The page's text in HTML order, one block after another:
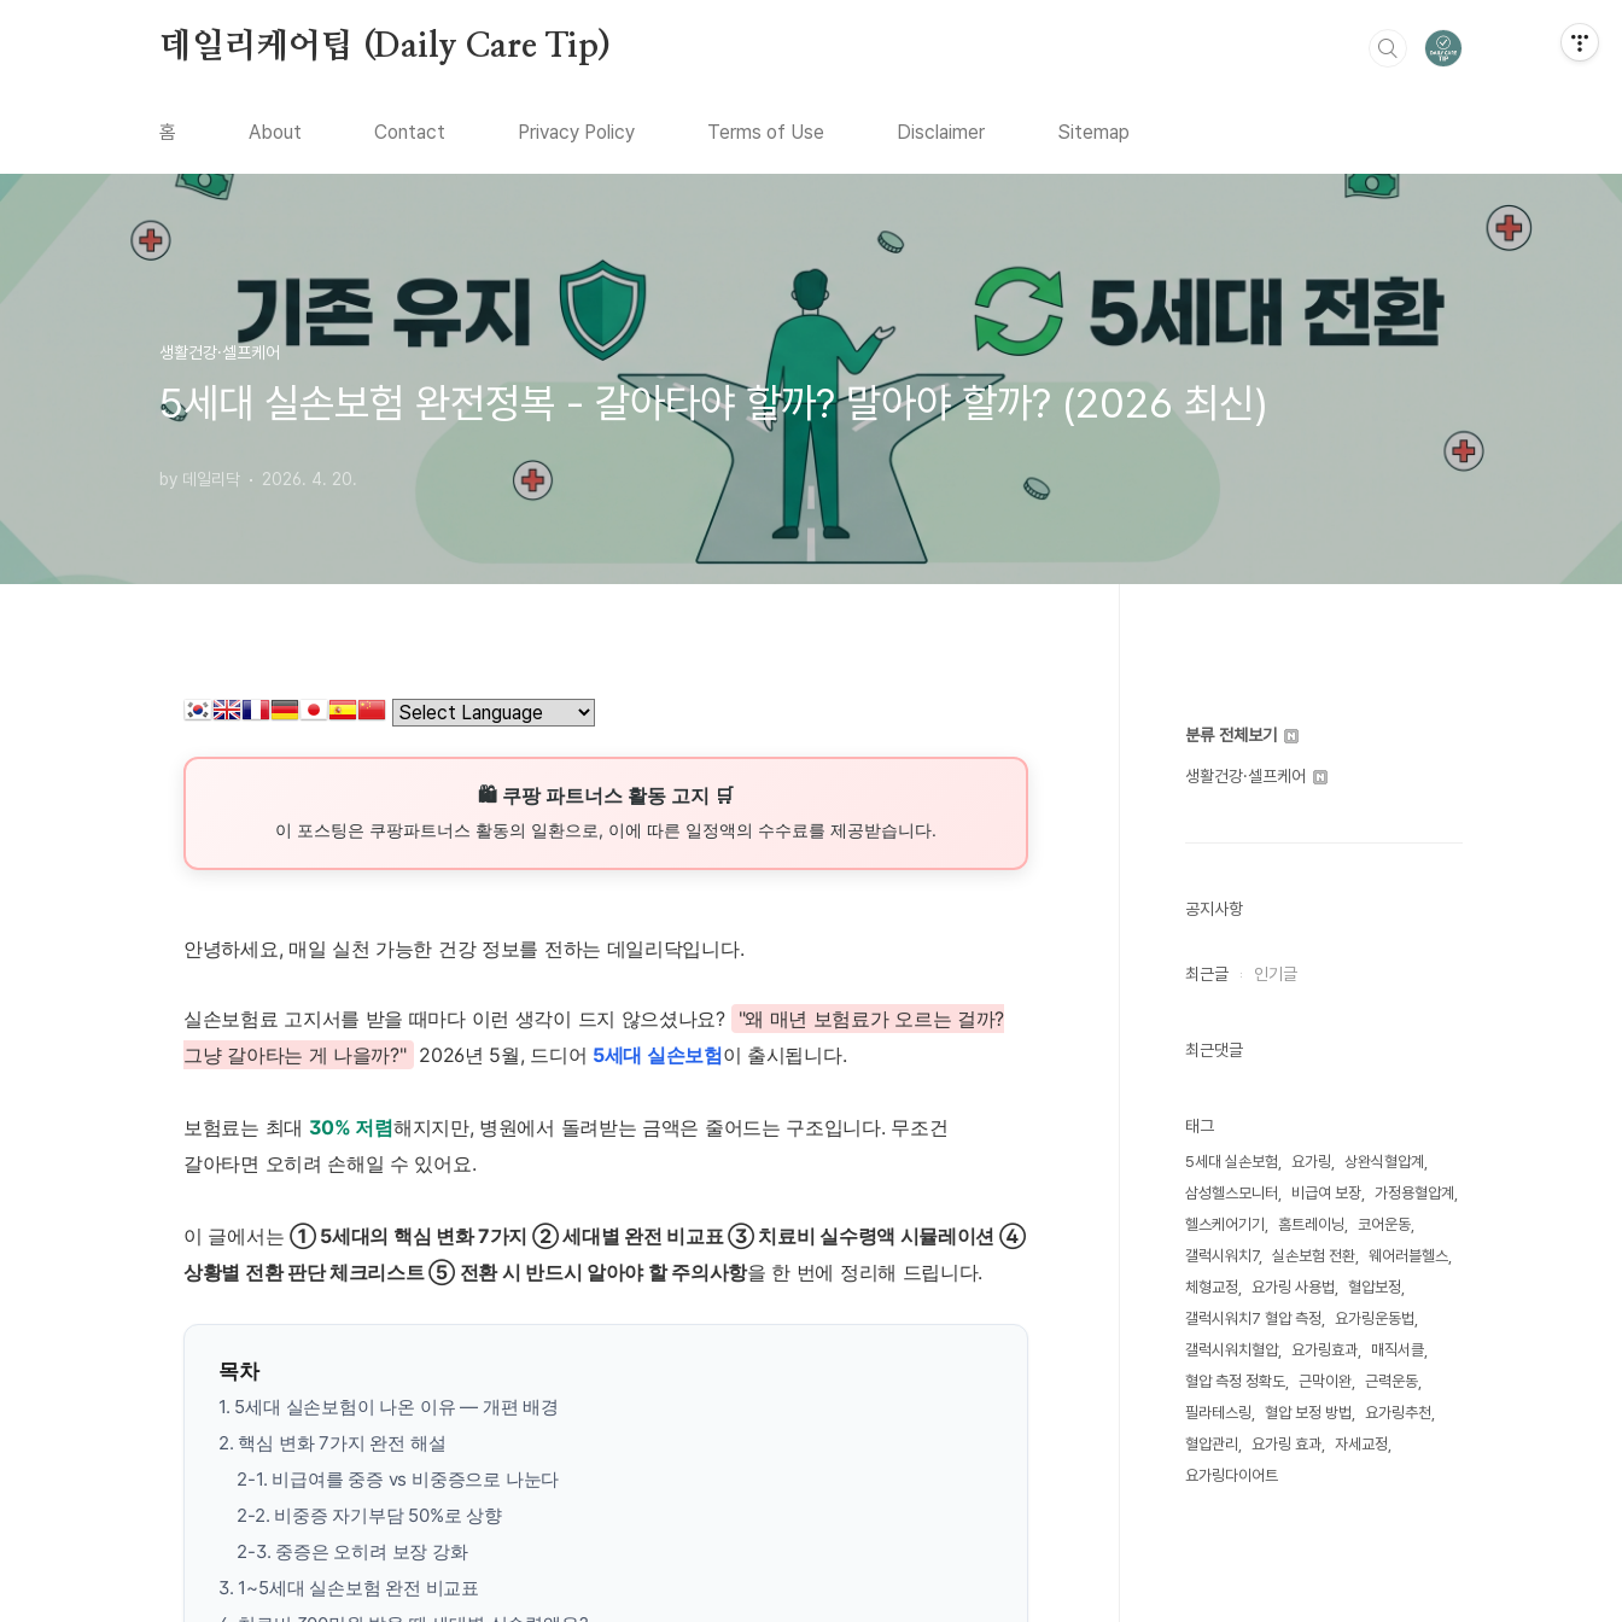
데일리케어팁 (Daily Care Tip)
홈 About Contact Privacy Policy Terms of Use Disclaimer Sitemap
생활건강·셀프케어
5세대 실손보험 완전정복 - 갈아타야 할까? 말아야 할까? (2026 최신)
by 데일리닥 2026. 4. 20.
🛍️ 쿠팡 파트너스 활동 고지 🛒
이 포스팅은 쿠팡파트너스 활동의 일환으로, 이에 따른 일정액의 수수료를 제공받습니다.
안녕하세요, 매일 실천 가능한 건강 정보를 전하는 데일리닥입니다.
실손보험료 고지서를 받을 때마다 이런 생각이 드지 않으셨나요? "왜 매년 보험료가 오르는 걸까?
그냥 갈아타는 게 나을까?" 2026년 5월, 드디어 5세대 실손보험이 출시됩니다.
보험료는 최대 30% 저렴해지지만, 병원에서 돌려받는 금액은 줄어드는 구조입니다. 무조건
갈아타면 오히려 손해일 수 있어요.
이 글에서는 ① 5세대의 핵심 변화 7가지 ② 세대별 완전 비교표 ③ 치료비 실수령액 시뮬레이션 ④
상황별 전환 판단 체크리스트 ⑤ 전환 시 반드시 알아야 할 주의사항을 한 번에 정리해 드립니다.
목차
1. 5세대 실손보험이 나온 이유 — 개편 배경
2. 핵심 변화 7가지 완전 해설
2-1. 비급여를 중증 vs 비중증으로 나눈다
2-2. 비중증 자기부담 50%로 상향
2-3. 중증은 오히려 보장 강화
3. 1~5세대 실손보험 완전 비교표
분류 전체보기
생활건강·셀프케어
공지사항
최근글 인기글
최근댓글
태그
5세대 실손보험 요가링
상완식혈압계
삼성헬스모니터
비급여 보장
가정용혈압계
헬스케어기기
홈트레이닝
코어운동
갤럭시워치7
실손보험 전환
웨어러블헬스
체형교정
요가링 사용법
혈압보정
갤럭시워치7 혈압 측정
요가링운동법
갤럭시워치혈압
요가링효과
매직서클
혈압 측정 정확도
근막이완
근력운동
필라테스링
혈압 보정 방법
요가링추천
혈압관리
요가링 효과
자세교정
요가링다이어트